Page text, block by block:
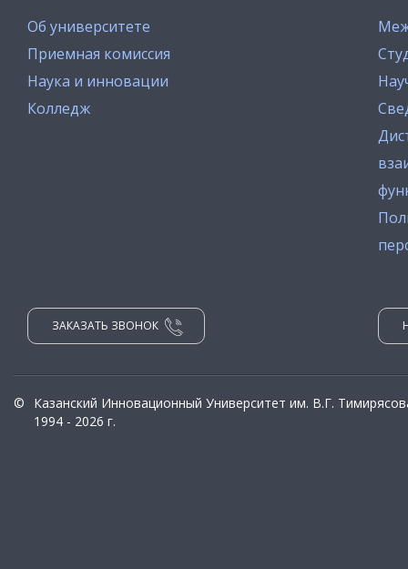
Об университете
Приемная комиссия
Наука и инновации
Колледж
ЗАКАЗАТЬ ЗВОНОК
©
Казанский Инновационный Университет им. В.Г.
1994 - 2026 г.